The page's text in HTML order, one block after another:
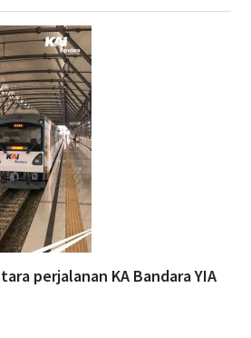
perjalanan KA Bandara YIA